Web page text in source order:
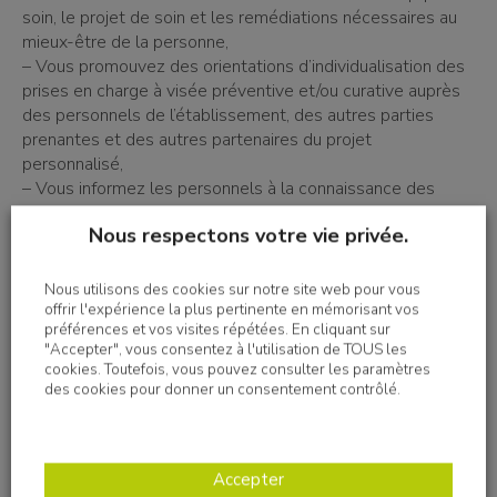
soin, le projet de soin et les remédiations nécessaires au
mieux-être de la personne,
– Vous promouvez des orientations d’individualisation des
prises en charge à visée préventive et/ou curative auprès
des personnels de l’établissement, des autres parties
prenantes et des autres partenaires du projet
personnalisé,
– Vous informez les personnels à la connaissance des
troubles psychologiques et intellectuels des personnes.
-Animer des formations de sensibilisation auprès de
Profil
Votre profil : Vous êtes titulaire d'un diplôme d'Etat de
d'une première expérience réussie dans le champ du
handicap et dans l'accompagnement d'un public spécialisé.
Nous respectons votre vie privée.
Nous utilisons des cookies sur notre site web pour vous
offrir l'expérience la plus pertinente en mémorisant vos
préférences et vos visites répétées. En cliquant sur
"Accepter", vous consentez à l'utilisation de TOUS les
cookies. Toutefois, vous pouvez consulter les paramètres
des cookies pour donner un consentement contrôlé.
Accepter